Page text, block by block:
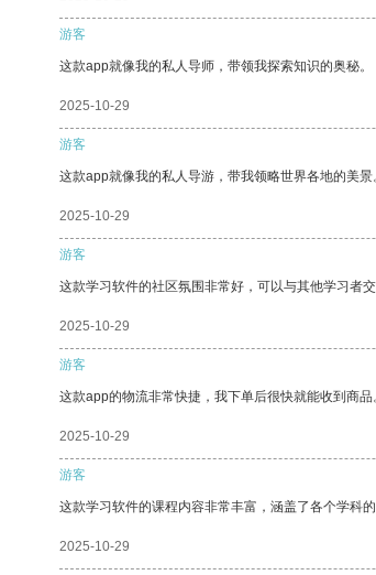
游客
这款app就像我的私人导师，带领我探索知识的奥秘。
2025-10-29
游客
这款app就像我的私人导游，带我领略世界各地的美景
2025-10-29
游客
这款学习软件的社区氛围非常好，可以与其他学习者交
2025-10-29
游客
这款app的物流非常快捷，我下单后很快就能收到商品
2025-10-29
游客
这款学习软件的课程内容非常丰富，涵盖了各个学科
2025-10-29